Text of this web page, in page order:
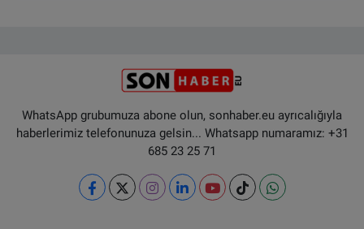
WhatsApp grubumuza abone olun, sonhaber.eu ayrıcalığıyla
haberlerimiz telefonunuza gelsin... Whatsapp numaramız: +31
685 23 25 71